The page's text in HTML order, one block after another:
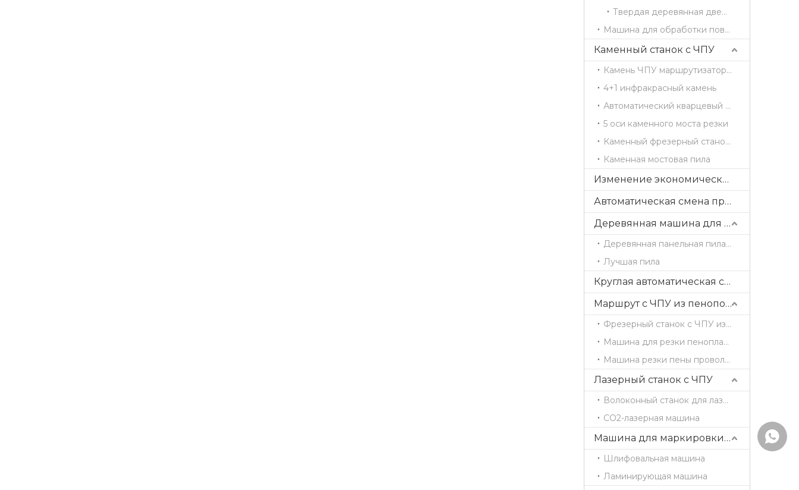
Твердая деревянная дверь 4 стороны режущая машина
Машина для обработки поверхности
Каменный станок с ЧПУ
Камень ЧПУ маршрутизатор CX1325
4+1 инфракрасный камень
Автоматический кварцевый центр обработки CX3015
5 оси каменного моста резки
Каменный фрезерный станок с ЧПУ
Каменная мостовая пила
Изменение экономических прямых инструментов
Автоматическая смена прямых инструментов
Деревянная машина для резки
Деревянная панельная пила с раздвижным столом
Лучшая пила
Круглая автоматическая смена инструментов
Маршрут с ЧПУ из пенополистирола
Фрезерный станок с ЧПУ из пеноматериала / гравировальный станок
Машина для резки пенопласта с горячей проволокой
Машина резки пены проволоки
Лазерный станок с ЧПУ
Волоконный станок для лазерной резки
CO2-лазерная машина
Машина для маркировки деревянных дверей
Шлифовальная машина
Ламинирующая машина